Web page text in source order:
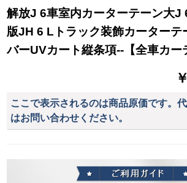
ングが半分して
50*200 cmを透过し
たのです。
解放J 6車室内カーターテーン大J
版JH 6 Lトラック装飾カーターテ
バーUVカート縦条項--【全車カー
ここで表示されるのは商品原価です。
はお問い合わせください。